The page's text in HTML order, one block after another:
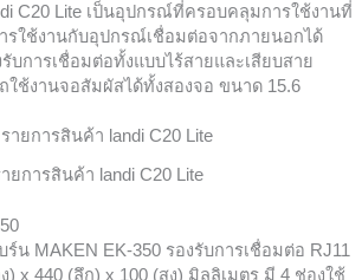
C20 Lite เป็นอุปกรณ์ที่ครอบคลุมการใช้งานที่
รใช้งานกับอุปกรณ์เชื่อมต่อจากภายนอกได้
บการเชื่อมต่อทั้งแบบไร้สายและเสียบสาย
ใช้งานจอสัมผัสได้ทั้งสองจอ ขนาด 15.6
ยการสินค้า landi C20 Lite
ร์น MAKEN EK-350 รองรับการเชื่อมต่อ RJ11
) x 440 (ลึก) x 100 (สูง) มิลลิเมตร มี 4 ช่องใช้